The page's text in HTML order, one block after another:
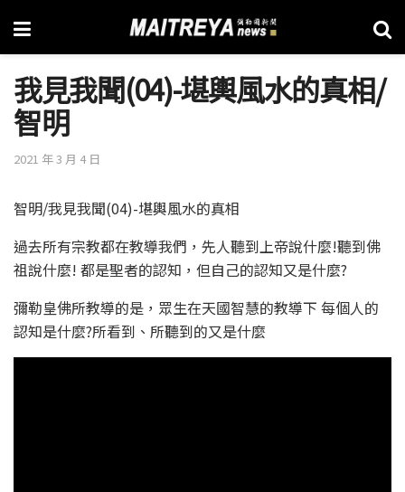
我見我聞(04)-堪輿風水的真相/
智明
2021 年 3 月 4 日
智明/我見我聞(04)-堪輿風水的真相
過去所有宗教都在教導我們，先人聽到上帝說什麼!聽到佛
祖說什麼! 都是聖者的認知，但自己的認知又是什麼?
彌勒皇佛所教導的是，眾生在天國智慧的教導下 每個人的
認知是什麼?所看到、所聽到的又是什麼